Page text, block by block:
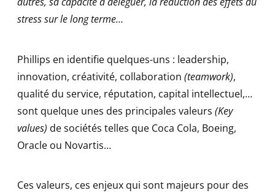
stress sur le long terme…
Phillips en identifie quelques-uns : leadership,
innovation, créativité, collaboration (teamwork),
qualité du service, réputation, capital intellectuel,…
sont quelque unes des principales valeurs (Key
values) de sociétés telles que Coca Cola, Boeing,
Oracle ou Novartis…
Ces valeurs, ces enjeux qui sont majeurs pour des